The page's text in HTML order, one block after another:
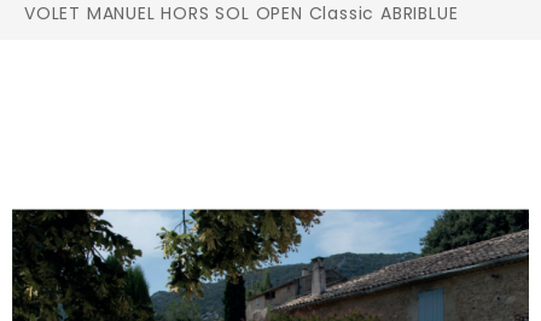
VOLET MANUEL HORS SOL OPEN Classic ABRIBLUE